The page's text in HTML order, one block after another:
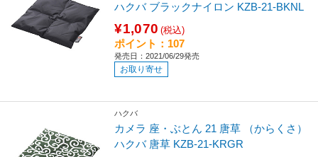
ハクバ ブラックナイロン KZB-21-BKNL
¥1,070 (税込)
ポイント：107
発売日：2021/06/29発売
お取り寄せ
ハクバ
カメラ 座・ぶとん 21 唐草 （からくさ）
ハクバ 唐草 KZB-21-KRGR